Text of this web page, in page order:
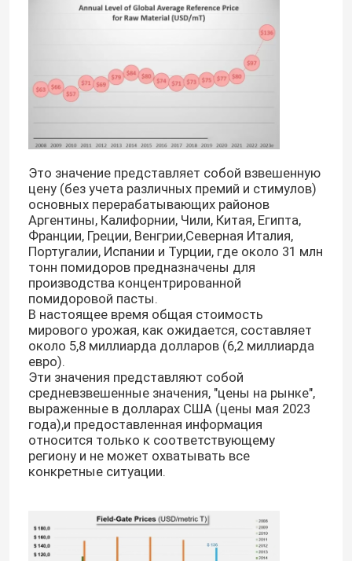
Домой
Продукты
Видеозаписи
О нас
Экскурсия по заводу
Контроль качества
Свяжитесь с нами
Запросите цитату
Паста из помидоров с барабаном
Это значение представляет собой взвешенную
цену (без учета различных премий и стимулов)
основных перерабатывающих районов
Аргентины, Калифорнии, Чили, Китая, Египта,
Франции, Греции, Венгрии,Северная Италия,
Португалии, Испании и Турции, где около 31 млн
тонн помидоров предназначены для
производства концентрированной
помидоровой пасты.
В настоящее время общая стоимость
мирового урожая, как ожидается, составляет
около 5,8 миллиарда долларов (6,2 миллиарда
евро).
Эти значения представляют собой
средневзвешенные значения, "цены на рынке",
выраженные в долларах США (цены мая 2023
года),и предоставленная информация
относится только к соответствующему
региону и не может охватывать все
конкретные ситуации.